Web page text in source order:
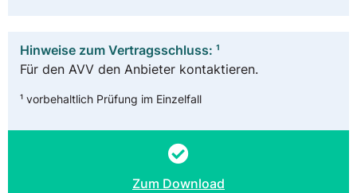
Hinweise zum Vertragsschluss: ¹
Für den AVV den Anbieter kontaktieren.
¹ vorbehaltlich Prüfung im Einzelfall
Zum Download